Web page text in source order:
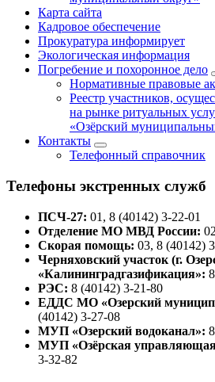
Карта сайта
Кадровое обеспечение
Прокуратура информирует
Экологическая информация
Погребение и похоронное дело
Нормативные правовые
Реестр участников,
на рынке ритуальных
«Озёрский
Контакты
Телефонный справочник
Телефоны экстренных служб
ПСЧ-27: 01, 8 (40142) 3-22-01
Отделение МО МВД России:
Скорая помощь: 03, 8 (40142)
Черняховский участок (г.
«Калининградгазификация»:
РЭС: 8 (40142) 3-21-80
ЕДДС МО «Озерский
(40142) 3-27-08
МУП «Озерский водоканал»:
МУП «Озёрская
3-32-82